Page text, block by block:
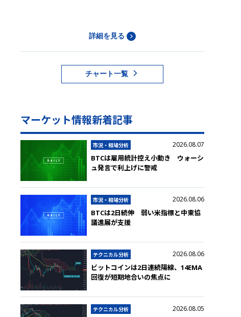
詳細を見る
チャート一覧
マーケット情報新着記事
市況・相場分析 2026.08.07
BTCは雇用統計控え小動き ウォーシ
ュ発言で利上げに警戒
市況・相場分析 2026.08.06
BTCは2日続伸 弱い米指標と中東協
議進展が支援
テクニカル分析 2026.08.06
ビットコインは2日連続陽線、14EMA
回復が短期地合いの焦点に
テクニカル分析 2026.08.05